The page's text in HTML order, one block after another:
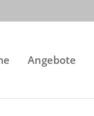
Angebote